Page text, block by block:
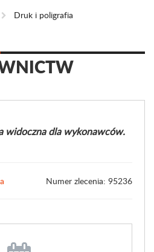
Druk i poligrafia
widoczna dla wykonawców.
Numer zlecenia: 95236